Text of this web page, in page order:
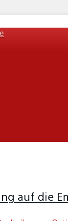
auf die